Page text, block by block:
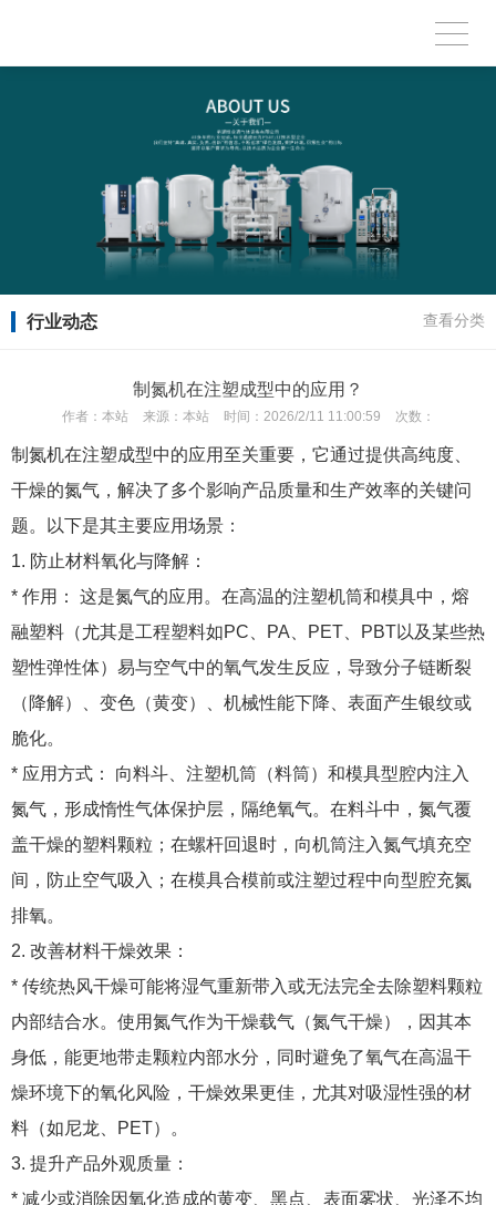
行业动态 查看分类
制氮机在注塑成型中的应用？
作者： 本站 来源： 本站 时间： 2026/2/11 11:00:59 次数：
制氮机在注塑成型中的应用至关重要，它通过提供高纯度、
干燥的氮气，解决了多个影响产品质量和生产效率的关键问
题。以下是其主要应用场景：
1. 防止材料氧化与降解：
* 作用： 这是氮气的应用。在高温的注塑机筒和模具中，熔
融塑料（尤其是工程塑料如PC、PA、PET、PBT以及某些热
塑性弹性体）易与空气中的氧气发生反应，导致分子链断裂
（降解）、变色（黄变）、机械性能下降、表面产生银纹或
脆化。
* 应用方式： 向料斗、注塑机筒（料筒）和模具型腔内注入
氮气，形成惰性气体保护层，隔绝氧气。在料斗中，氮气覆
盖干燥的塑料颗粒；在螺杆回退时，向机筒注入氮气填充空
间，防止空气吸入；在模具合模前或注塑过程中向型腔充氮
排氧。
2. 改善材料干燥效果：
* 传统热风干燥可能将湿气重新带入或无法完全去除塑料颗粒
内部结合水。使用氮气作为干燥载气（氮气干燥），因其本
身低，能更地带走颗粒内部水分，同时避免了氧气在高温干
燥环境下的氧化风险，干燥效果更佳，尤其对吸湿性强的材
料（如尼龙、PET）。
3. 提升产品外观质量：
* 减少或消除因氧化造成的黄变、黑点、表面雾状、光泽不均